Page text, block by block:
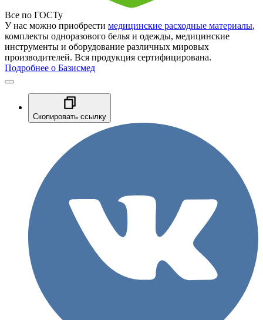
Все по ГОСТу
У нас можно приобрести медицинские расходные материалы,
комплекты одноразового белья и одежды, медицинские
инструменты и оборудование различных мировых
производителей. Вся продукция сертифицирована.
Подробнее о Базисмед
Скопировать ссылку